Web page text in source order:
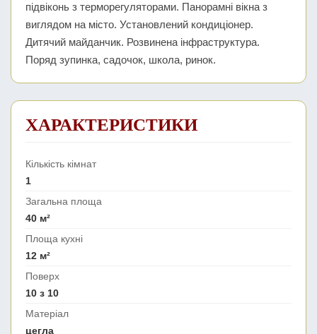
підвіконь з терморегуляторами. Панорамні вікна з
виглядом на місто. Установлений кондиціонер.
Дитячий майданчик. Розвинена інфраструктура.
Поряд зупинка, садочок, школа, ринок.
ХАРАКТЕРИСТИКИ
Кількість кімнат
1
Загальна площа
40 м²
Площа кухні
12 м²
Поверх
10 з 10
Матеріал
цегла